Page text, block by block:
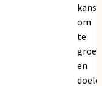
om
te
en